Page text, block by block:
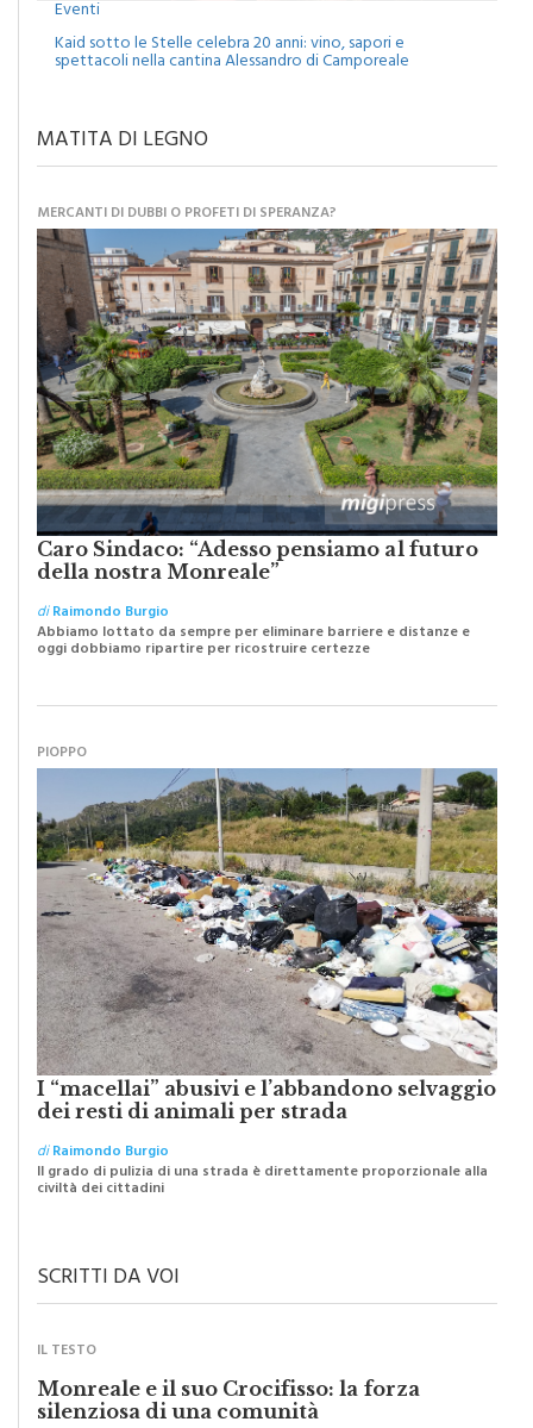
Eventi
Kaid sotto le Stelle celebra 20 anni: vino, sapori e
MATITA DI LEGNO
MERCANTI DI DUBBI O PROFETI DI SPERANZA?
Caro Sindaco: “Adesso pensiamo al futuro
della nostra Monreale”
diRaimondo Burgio
I “macellai” abusivi e l’abbandono selvaggio
dei resti di animali per strada
diRaimondo Burgio
SCRITTI DA VOI
IL TESTO
Monreale e il suo Crocifisso: la forza